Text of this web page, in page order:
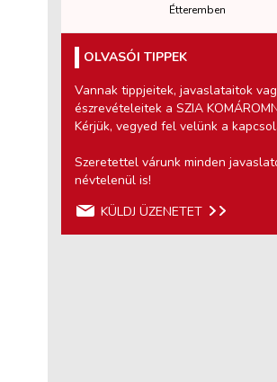
Étteremben
OLVASÓI TIPPEK
Vannak tippjeitek, javaslataitok
észrevételeitek a SZIA
Kérjük, vegyed fel velünk a
Szeretettel várunk minden
névtelenül is!
KÜLDJ ÜZENETET